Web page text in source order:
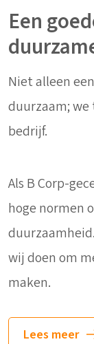
Een
Niet alleen
duurzaam;
bedrijf.
Als B Corp-
hoge normen
wij doen om
maken.
Lees meer